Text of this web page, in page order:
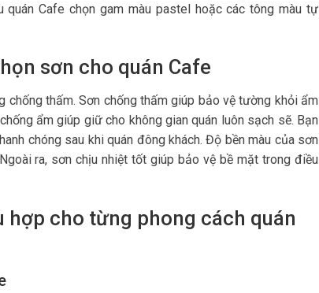
Cafe chọn gam màu pastel hoặc các tông màu tự
sơn cho quán Cafe
chống thấm. Sơn chống thấm giúp bảo vệ tường khỏi ẩm
ẩm giúp giữ cho không gian quán luôn sạch sẽ. Bạn
chóng sau khi quán đông khách. Độ bền màu của sơn
ra, sơn chịu nhiệt tốt giúp bảo vệ bề mặt trong điều
cho từng phong cách quán